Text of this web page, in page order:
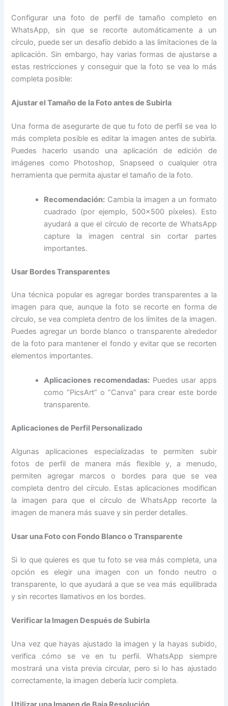
Configurar una foto de perfil de tamaño completo en
WhatsApp, sin que se recorte automáticamente a un
círculo, puede ser un desafío debido a las limitaciones de la
aplicación. Sin embargo, hay varias formas de ajustarse a
estas restricciones y conseguir que la foto se vea lo más
completa posible:
Ajustar el Tamaño de la Foto antes de Subirla
Una forma de asegurarte de que tu foto de perfil se vea lo
más completa posible es editar la imagen antes de subirla.
Puedes hacerlo usando una aplicación de edición de
imágenes como Photoshop, Snapseed o cualquier otra
herramienta que permita ajustar el tamaño de la foto.
Recomendación: Cambia la imagen a un formato
cuadrado (por ejemplo, 500×500 píxeles). Esto
ayudará a que el círculo de recorte de WhatsApp
capture la imagen central sin cortar partes
importantes.
Usar Bordes Transparentes
Una técnica popular es agregar bordes transparentes a la
imagen para que, aunque la foto se recorte en forma de
círculo, se vea completa dentro de los límites de la imagen.
Puedes agregar un borde blanco o transparente alrededor
de la foto para mantener el fondo y evitar que se recorten
elementos importantes.
Aplicaciones recomendadas: Puedes usar apps
como “PicsArt” o “Canva” para crear este borde
transparente.
Aplicaciones de Perfil Personalizado
Algunas aplicaciones especializadas te permiten subir
fotos de perfil de manera más flexible y, a menudo,
permiten agregar marcos o bordes para que se vea
completa dentro del círculo. Estas aplicaciones modifican
la imagen para que el círculo de WhatsApp recorte la
imagen de manera más suave y sin perder detalles.
Usar una Foto con Fondo Blanco o Transparente
Si lo que quieres es que tu foto se vea más completa, una
opción es elegir una imagen con un fondo neutro o
transparente, lo que ayudará a que se vea más equilibrada
y sin recortes llamativos en los bordes.
Verificar la Imagen Después de Subirla
Una vez que hayas ajustado la imagen y la hayas subido,
verifica cómo se ve en tu perfil. WhatsApp siempre
mostrará una vista previa circular, pero si lo has ajustado
correctamente, la imagen debería lucir completa.